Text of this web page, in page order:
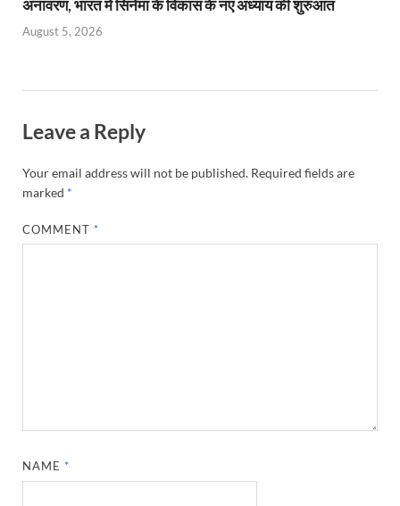
अनावरण, भारत में सिनेमा के विकास के नए अध्याय की शुरुआत
August 5, 2026
Leave a Reply
Your email address will not be published. Required fields are
marked *
COMMENT *
NAME *